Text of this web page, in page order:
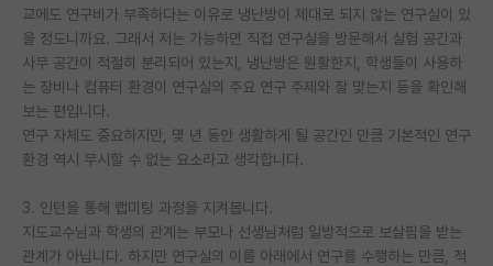
장학금/장학생 게시판
학술 정보 게시판
홍보 게시판
커리어
유학교육
이벤트
교에도 연구비가 부족하다는 이유로 냉난방이 제대로 되지 않는 연구실이 있
을 정도니까요. 그래서 저는 가능하면 직접 연구실을 방문해서 실험 공간과
사무 공간이 적절히 분리되어 있는지, 냉난방은 원활한지, 학생들이 사용하
는 장비나 컴퓨터 환경이 연구실의 주요 연구 주제와 잘 맞는지 등을 확인해
보는 편입니다.
연구 자체도 중요하지만, 몇 년 동안 생활하게 될 공간인 만큼 기본적인 연구
환경 역시 무시할 수 없는 요소라고 생각합니다.
3. 인턴을 통해 랩미팅 과정을 지켜봅니다.
지도교수님과 학생의 관계는 부모나 선생님처럼 일방적으로 보살핌을 받는
관계가 아닙니다. 하지만 연구실의 이름 아래에서 연구를 수행하는 만큼, 적